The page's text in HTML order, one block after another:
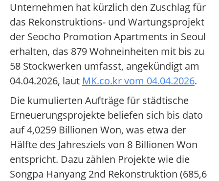
Unternehmen hat kürzlich den Zuschlag für
das Rekonstruktions- und Wartungsprojekt
der Seocho Promotion Apartments in Seoul
erhalten, das 879 Wohneinheiten mit bis zu
58 Stockwerken umfasst, angekündigt am
04.04.2026, laut MK.co.kr vom 04.04.2026.
Die kumulierten Aufträge für städtische
Erneuerungsprojekte beliefen sich bis dato
auf 4,0259 Billionen Won, was etwa der
Hälfte des Jahresziels von 8 Billionen Won
entspricht. Dazu zählen Projekte wie die
Songpa Hanyang 2nd Rekonstruktion (685,6